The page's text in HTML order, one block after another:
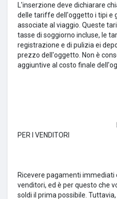
L'inserzione deve dichiarare
delle tariffe dell'oggetto i tipi e
associate al viaggio. Queste
tasse di soggiorno incluse, le
registrazione e di pulizia ei
prezzo dell'oggetto. Non è
aggiuntive al costo finale
REGOLE PER
PER I VENDITORI
Ricevere pagamenti
venditori, ed è per questo che
soldi il prima possibile. Tuttavia,